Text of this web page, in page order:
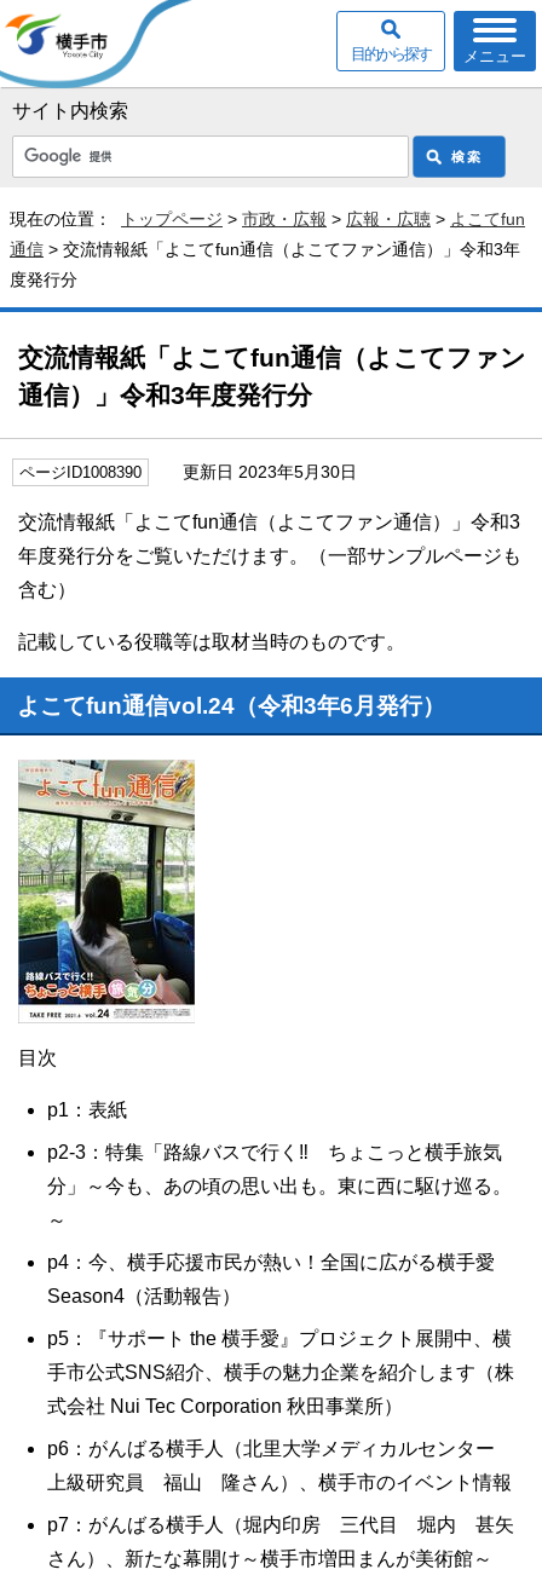
サイト内検索
メニュー
目的から探す
現在の位置： トップページ > 市政・広報 > 広報・広聴 > よこてfun
通信 > 交流情報紙「よこてfun通信（よこてファン通信）」令和3年
度発行分
交流情報紙「よこてfun通信（よこてファン
通信）」令和3年度発行分
ページID1008390 更新日 2023年5月30日
交流情報紙「よこてfun通信（よこてファン通信）」令和3
年度発行分をご覧いただけます。（一部サンプルページも
含む）
記載している役職等は取材当時のものです。
よこてfun通信vol.24（令和3年6月発行）
目次
p1：表紙
p2-3：特集「路線バスで行く‼ ちょこっと横手旅気
分」～今も、あの頃の思い出も。東に西に駆け巡る。
～
p4：今、横手応援市民が熱い！全国に広がる横手愛
Season4（活動報告）
p5：『サポート the 横手愛』プロジェクト展開中、横
手市公式SNS紹介、横手の魅力企業を紹介します（株
式会社 Nui Tec Corporation 秋田事業所）
p6：がんばる横手人（北里大学メディカルセンター
上級研究員 福山 隆さん）、横手市のイベント情報
p7：がんばる横手人（堀内印房 三代目 堀内 甚矢
さん）、新たな幕開け～横手市増田まんが美術館～